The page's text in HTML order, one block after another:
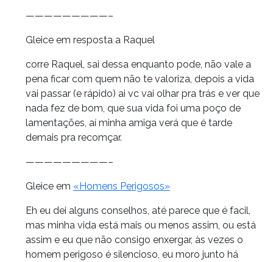
—————————–
Gleice em resposta a Raquel
corre Raquel, sai dessa enquanto pode, não vale a
pena ficar com quem não te valoriza, depois a vida
vai passar (e rápido) ai vc vai olhar pra trás e ver que
nada fez de bom, que sua vida foi uma poço de
lamentações, aí minha amiga verá que é tarde
demais pra recomçar.
—————————–
Gleice em «Homens Perigosos»
Eh eu dei alguns conselhos, até parece que é facil,
mas minha vida está mais ou menos assim, ou está
assim e eu que não consigo enxergar, às vezes o
homem perigoso é silencioso, eu moro junto há